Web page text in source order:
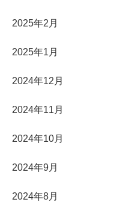
2025年2月
2025年1月
2024年12月
2024年11月
2024年10月
2024年9月
2024年8月